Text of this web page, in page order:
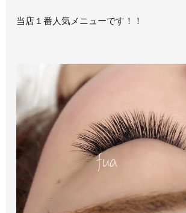
当店１番人気メニューです！！